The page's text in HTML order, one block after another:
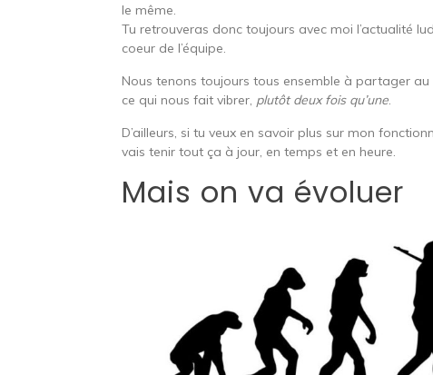
le même.
Tu retrouveras donc toujours avec moi l’actualité
coeur de l’équipe.
Nous tenons toujours tous ensemble à partager
ce qui nous fait vibrer, plutôt deux fois qu’une.
D’ailleurs, si tu veux en savoir plus sur mon
vais tenir tout ça à jour, en temps et en heure.
Mais on va évoluer